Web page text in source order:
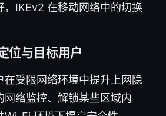
，IKEv2 在移动网络中的切换
位与目标用户
在受限网络环境中提升上网隐
网络监控、解锁某些区域内